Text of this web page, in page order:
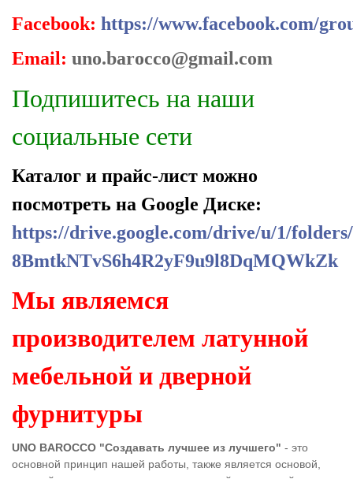
Facebook: https://www.facebook.com/
Email: uno.barocco@gmail.com
Подпишитесь на наши
социальные сети
Каталог и прайс-лист можно
посмотреть на Google Диске:
https://drive.google.com/drive/u/1/
8BmtkNTvS6h4R2yF9u9l8DqMQWkZk
Мы являемся
производителем латунной
мебельной и дверной
фурнитуры
UNO BAROCCO "Создавать лучшее из лучшего" - это
основной принцип нашей работы, также является основой,